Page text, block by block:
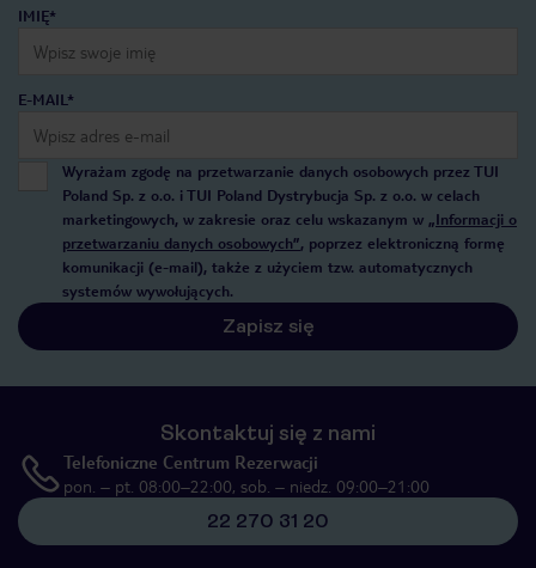
IMIĘ*
E-MAIL*
Wyrażam zgodę na przetwarzanie danych osobowych przez TUI
Poland Sp. z o.o. i TUI Poland Dystrybucja Sp. z o.o. w celach
marketingowych, w zakresie oraz celu wskazanym w „Informacji o
przetwarzaniu danych osobowych”, poprzez elektroniczną formę
komunikacji (e-mail), także z użyciem tzw. automatycznych
systemów wywołujących.
Zapisz się
Skontaktuj się z nami
Telefoniczne Centrum Rezerwacji
pon. – pt. 08:00–22:00, sob. – niedz. 09:00–21:00
22 270 31 20